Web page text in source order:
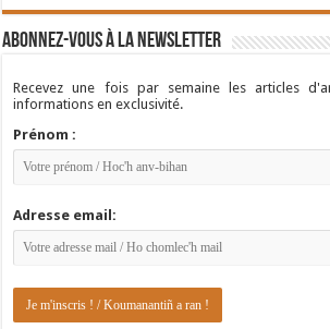
Abonnez-vous à la newsletter
Recevez une fois par semaine les articles
informations en exclusivité.
Prénom :
Adresse email: